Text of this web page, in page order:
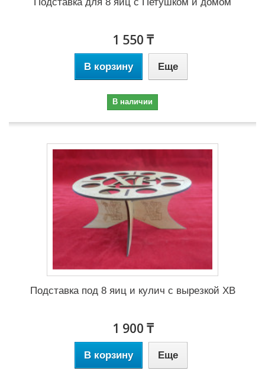
Подставка для 8 яиц с Петушком и домом
1 550 ₸
В корзину Еще
В наличии
Подставка под 8 яиц и кулич с вырезкой ХВ
1 900 ₸
В корзину Еще